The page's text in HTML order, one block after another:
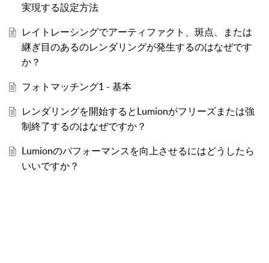
実現する設定方法
レイトレーシングでアーティファクト、斑点、または
継ぎ目のあるのレンダリングが発生するのはなぜです
か？
フォトマッチング1 - 基本
レンダリングを開始するとLumionがフリーズまたは強
制終了するのはなぜですか？
Lumionのパフォーマンスを向上させるにはどうしたら
いいですか？